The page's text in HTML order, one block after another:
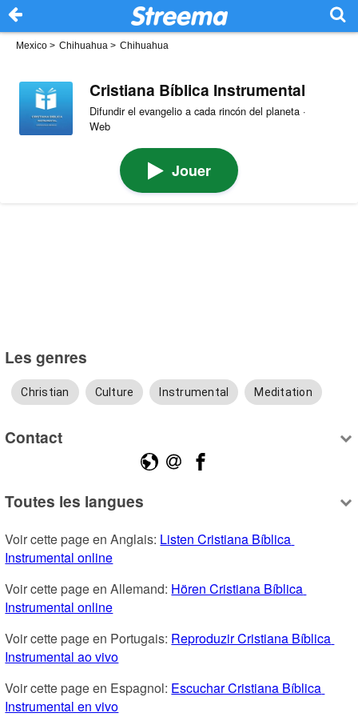
Mexico > Chihuahua > Chihuahua
Cristiana Bíblica Instrumental
Difundir el evangelio a cada rincón del planeta ·
Web
Jouer
Les genres
Christian Culture Instrumental Meditation
Contact
Toutes les langues
Voir cette page en Anglais: Listen Cristiana Bíblica
Instrumental online
Voir cette page en Allemand: Hören Cristiana Bíblica
Instrumental online
Voir cette page en Portugais: Reproduzir Cristiana Bíblica
Instrumental ao vivo
Voir cette page en Espagnol: Escuchar Cristiana Bíblica
Instrumental en vivo